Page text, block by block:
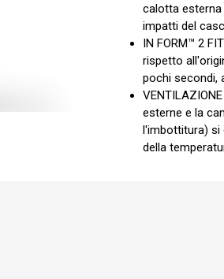
calotta
impatti del
IN FORM™ 2
rispetto
pochi secondi,
esterne e la
l'imbottitura) si
della